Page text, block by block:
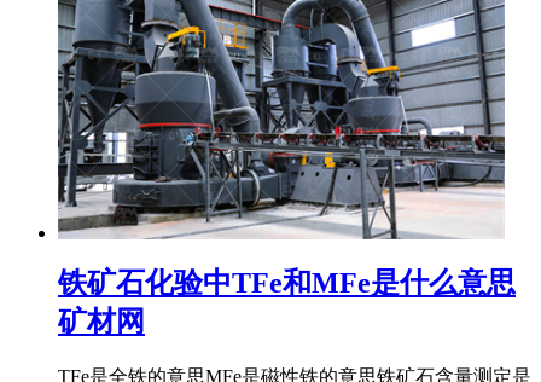
铁矿石化验中TFe和MFe是什么意思
矿材网
TFe是全铁的意思MFe是磁性铁的意思铁矿石含量测定是